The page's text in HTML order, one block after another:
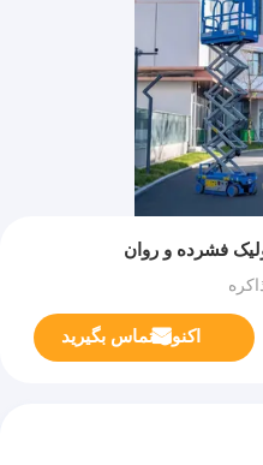
فشرده و روان
اکنون تماس بگیرید